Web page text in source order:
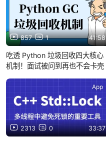
857 1 41:58
吃透 Python 垃圾回收四大核心
机制！面试被问到再也不会卡壳
2313 0 33:37
App